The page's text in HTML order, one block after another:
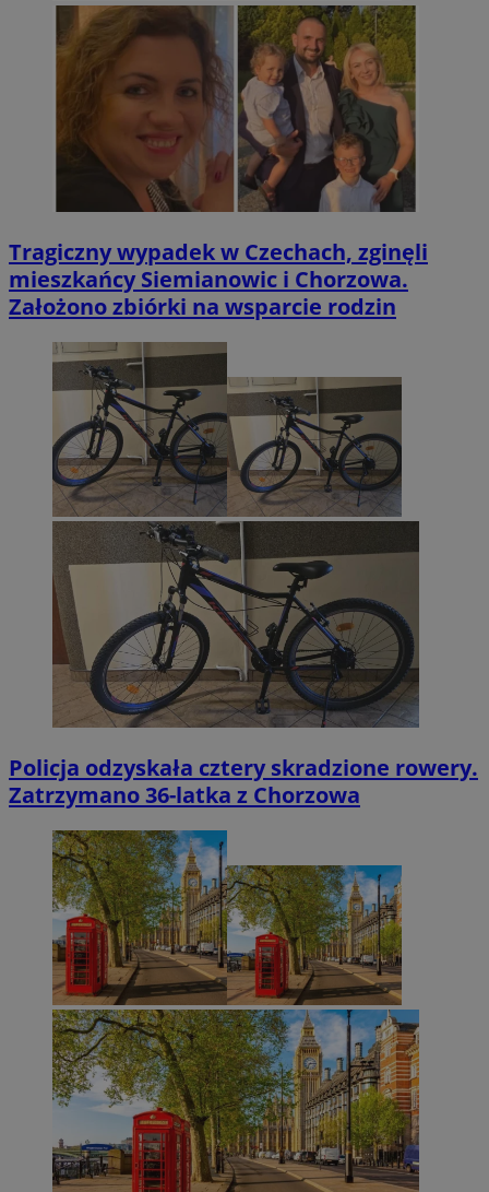
Tragiczny wypadek w Czechach, zginęli
mieszkańcy Siemianowic i Chorzowa.
Założono zbiórki na wsparcie rodzin
Policja odzyskała cztery skradzione rowery.
Zatrzymano 36-latka z Chorzowa